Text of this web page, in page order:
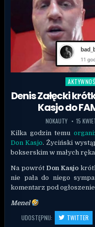
Posted in
Denis Załęcki
Kasjo do
NOKAUTY 15
Kilka godzin temu
Don Kasjo. Życiński
bokserskim w małych
Na powrót Don Kasjo
nie pała do niego
komentarz pod
Menel
UDOSTĘPNIJ: TWITTER